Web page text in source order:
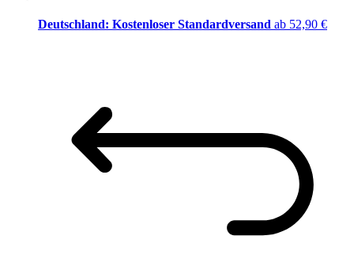
Deutschland: Kostenloser Standardversand ab 52,90 €